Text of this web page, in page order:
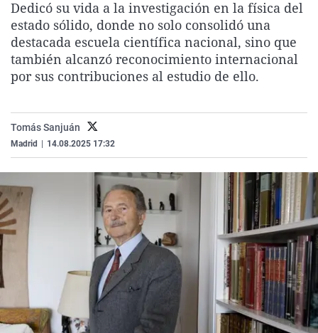
La rosa de los vientos
Gente viajera
Como el perro y el
Caso
Retornados
Equipo de
Extremadura
Galicia
La Rioja
País Vasco
Virales
Televisión
Elecciones
Dedicó su vida a la investigación en la física del
estado sólido, donde no solo consolidó una
destacada escuela científica nacional, sino que
también alcanzó reconocimiento internacional
por sus contribuciones al estudio de ello.
Tomás Sanjuán
Madrid 14.08.2025 17:32